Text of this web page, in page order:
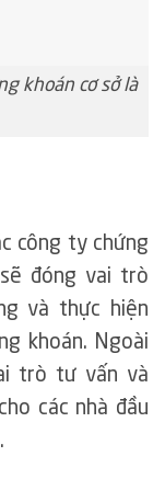
khoán cơ sở là
công ty chứng
đóng vai trò
và thực hiện
khoán. Ngoài
trò tư vấn và
các nhà đầu